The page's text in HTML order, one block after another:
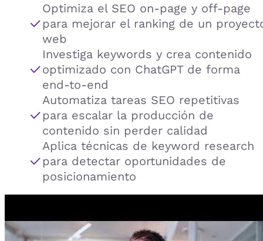
Optimiza el SEO on-page y off-page
para mejorar el ranking de un
web
Investiga keywords y crea contenido
optimizado con ChatGPT de forma
end-to-end
Automatiza tareas SEO repetitivas
para escalar la producción de
contenido sin perder calidad
Aplica técnicas de keyword research
para detectar oportunidades de
posicionamiento